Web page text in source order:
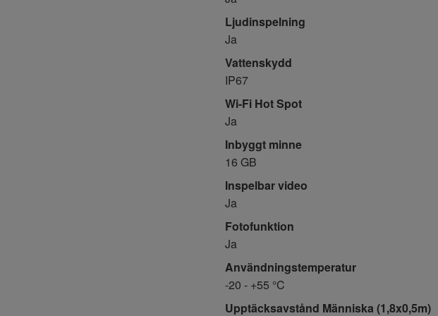
Ljudinspelning
Ja
Vattenskydd
IP67
Wi-Fi Hot Spot
Ja
Inbyggt minne
16 GB
Inspelbar video
Ja
Fotofunktion
Ja
Användningstemperatur
-20 - +55 °C
Upptäcksavstånd Människa (1,8x0,5m)